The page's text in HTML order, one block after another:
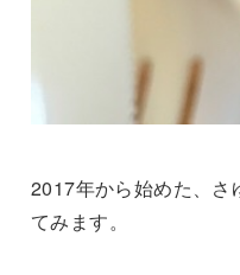
2017年から始めた、さ
てみます。